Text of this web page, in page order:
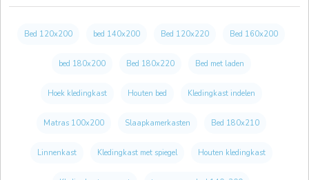
Bed 120x200 bed 140x200 Bed 120x220 Bed 160x200
bed 180x200 Bed 180x220 Bed met laden
Hoek kledingkast Houten bed Kledingkast indelen
Matras 100x200 Slaapkamerkasten Bed 180x210
Linnenkast Kledingkast met spiegel Houten kledingkast